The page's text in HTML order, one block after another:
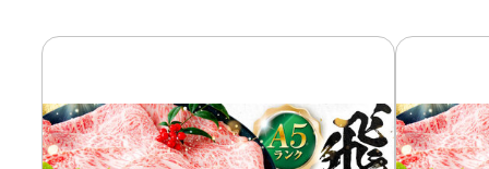
個人事業主・フリーラン
個人事業・フリーランス